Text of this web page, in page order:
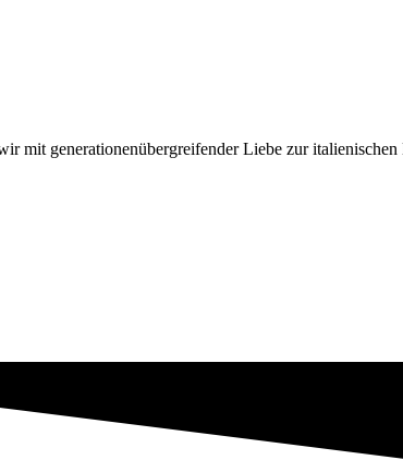
mit generationenübergreifender Liebe zur